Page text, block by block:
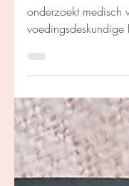
Kim Coenen
13 feb 2025
Ieder lichaam
- Dr. Federica
In Ieder lichaam
onderzoekt medisch
voedingsdeskundige
wetenschap achter